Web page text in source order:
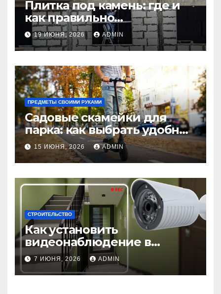
Плитка под камень: где и
как правильно
использовать в интерьере
комнаты?
19 ИЮНЯ, 2026 ADMIN
ПРЕДМЕТЫ СВОИМИ РУКАМИ
Садовые скамейки для
парка: как выбрать удобные
и долговечные модели
Madmetal.ru
15 ИЮНЯ, 2026 ADMIN
СТРОИТЕЛЬСТВО
Как установить
видеонаблюдение в
подъезде: пошаговая
инструкция и советы
7 ИЮНЯ, 2026 ADMIN